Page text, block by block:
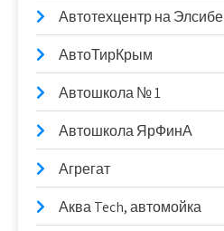
Автотехцентр на Элсибе
АвтоТирКрым
Автошкола № 1
Автошкола ЯрФинА
Агрегат
Аква Tech, автомойка